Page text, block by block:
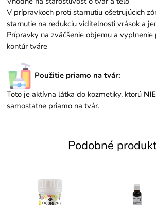
V prípravkoch proti starnutiu ošetrujúcich
starnutie na redukciu viditeľnosti vrások a
Prípravky na zväčšenie objemu a
kontúr tváre
Použitie priamo na tvár:
Toto je aktívna látka do kozmetiky, ktorú
samostatne priamo na tvár.
Podobné